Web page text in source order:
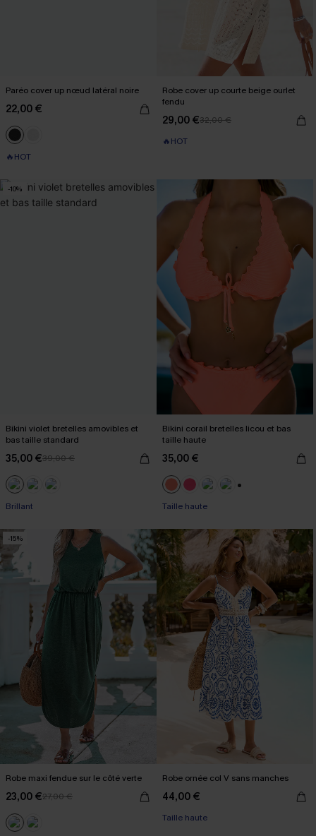
Paréo cover up nœud latéral noire
22,00 €
🔥HOT
Robe cover up courte beige ourlet
fendu
29,00 €32,00 €
🔥HOT
-10%
Bikini violet bretelles amovibles et
bas taille standard
35,00 €39,00 €
Brillant
Bikini corail bretelles licou et bas
taille haute
35,00 €
Taille haute
-15%
Robe maxi fendue sur le côté verte
23,00 €27,00 €
Robe ornée col V sans manches
44,00 €
Taille haute